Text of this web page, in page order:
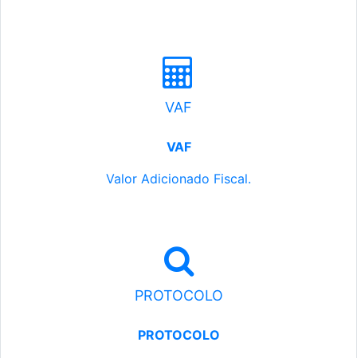
VAF
VAF
Valor Adicionado Fiscal.
PROTOCOLO
PROTOCOLO